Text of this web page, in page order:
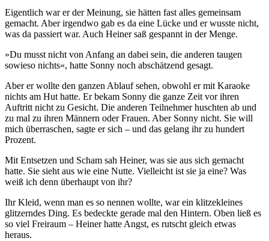
Eigentlich war er der Meinung, sie hätten fast alles gemeinsam
gemacht. Aber irgendwo gab es da eine Lücke und er wusste nicht,
was da passiert war. Auch Heiner saß gespannt in der Menge.
»Du musst nicht von Anfang an dabei sein, die anderen taugen
sowieso nichts«, hatte Sonny noch abschätzend gesagt.
Aber er wollte den ganzen Ablauf sehen, obwohl er mit Karaoke
nichts am Hut hatte. Er bekam Sonny die ganze Zeit vor ihren
Auftritt nicht zu Gesicht. Die anderen Teilnehmer huschten ab und
zu mal zu ihren Männern oder Frauen. Aber Sonny nicht. Sie will
mich überraschen, sagte er sich – und das gelang ihr zu hundert
Prozent.
Mit Entsetzen und Scham sah Heiner, was sie aus sich gemacht
hatte. Sie sieht aus wie eine Nutte. Vielleicht ist sie ja eine? Was
weiß ich denn überhaupt von ihr?
Ihr Kleid, wenn man es so nennen wollte, war ein klitzekleines
glitzerndes Ding. Es bedeckte gerade mal den Hintern. Oben ließ es
so viel Freiraum – Heiner hatte Angst, es rutscht gleich etwas
heraus.